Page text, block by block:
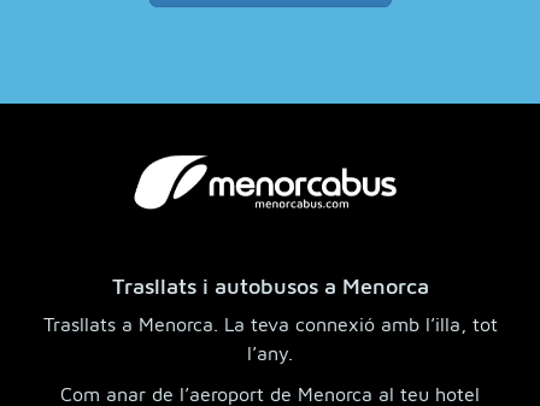
Trasllats i autobusos a Menorca
Trasllats a Menorca. La teva connexió amb l’illa, tot
l’any.
Com anar de l’aeroport de Menorca al teu hotel